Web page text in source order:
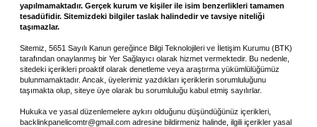
yapılmamaktadır. Gerçek kurum ve kişiler ile isim benzerlikleri tamamen
tesadüfidir. Sitemizdeki bilgiler taslak halindedir ve tavsiye niteliği
taşımazlar.
Sitemiz, 5651 Sayılı Kanun gereğince Bilgi Teknolojileri ve İletişim Kurumu (BTK)
tarafından onaylanmış bir Yer Sağlayıcı olarak hizmet vermektedir. Bu nedenle,
sitedeki içerikleri proaktif olarak denetleme veya araştırma yükümlülüğümüz
bulunmamaktadır. Ancak, üyelerimiz yazdıkları içeriklerin sorumluluğunu
taşımakta olup, siteye üye olarak bu sorumluluğu kabul etmiş sayılırlar.
Hukuka ve yasal düzenlemelere aykırı olduğunu düşündüğünüz içerikleri,
backlinkpanelicomtr@gmail.com adresine bildirmeniz halinde, ilgili içerikler yasal